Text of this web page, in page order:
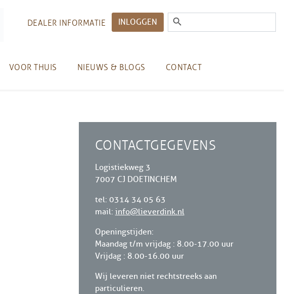
VOOR THUIS NIEUWS & BLOGS CONTACT
DEALER INFORMATIE INLOGGEN
CONTACTGEGEVENS
Logistiekweg 3
7007 CJ DOETINCHEM
tel: 0314 34 05 63
mail: info@lieverdink.nl
Openingstijden:
Maandag t/m vrijdag : 8.00-17.00 uur
Vrijdag : 8.00-16.00 uur
Wij leveren niet rechtstreeks aan
particulieren.